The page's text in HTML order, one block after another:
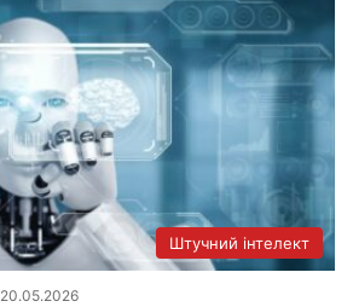
Штучний інтелект
20.05.2026